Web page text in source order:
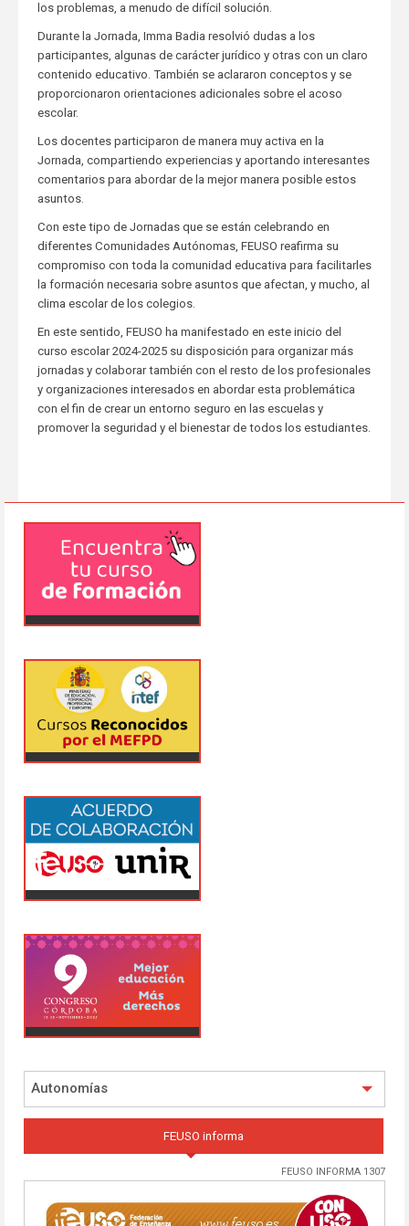
los problemas, a menudo de difícil solución.
Durante la Jornada, Imma Badia resolvió dudas a los
participantes, algunas de carácter jurídico y otras con un claro
contenido educativo. También se aclararon conceptos y se
proporcionaron orientaciones adicionales sobre el acoso
escolar.
Los docentes participaron de manera muy activa en la
Jornada, compartiendo experiencias y aportando interesantes
comentarios para abordar de la mejor manera posible estos
asuntos.
Con este tipo de Jornadas que se están celebrando en
diferentes Comunidades Autónomas, FEUSO reafirma su
compromiso con toda la comunidad educativa para facilitarles
la formación necesaria sobre asuntos que afectan, y mucho, al
clima escolar de los colegios.
En este sentido, FEUSO ha manifestado en este inicio del
curso escolar 2024-2025 su disposición para organizar más
jornadas y colaborar también con el resto de los profesionales
y organizaciones interesados en abordar esta problemática
con el fin de crear un entorno seguro en las escuelas y
promover la seguridad y el bienestar de todos los estudiantes.
Autonomías
FEUSO informa
FEUSO INFORMA 1307